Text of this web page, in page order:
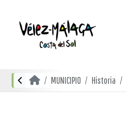
El municipio
DESCUBRE
MUNICIPIO Historia